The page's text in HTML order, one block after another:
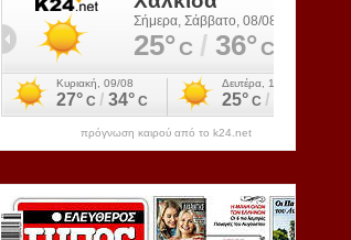
πρόγνωση καιρού από το k24.net